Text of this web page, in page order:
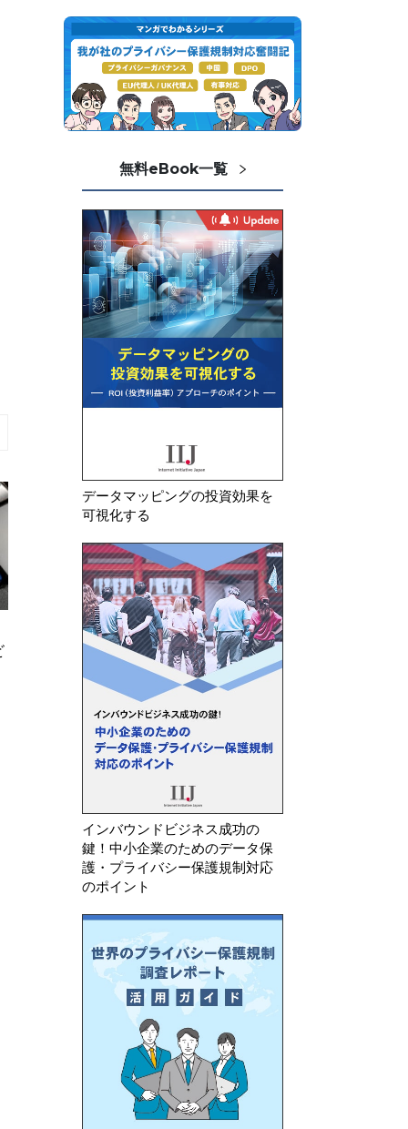
2026年 1月 5日
米国テキサス州 テキサス州民か
らの違法な情報取得について、テ
レビメーカー5社を提訴
2026年 6月 5日
WhatsAppらのプ
無料eBook一覧
データマッピングの投資効果を
可視化する
インバウンドビジネス成功の
鍵！中小企業のためのデータ保
護・プライバシー保護規制対応
のポイント